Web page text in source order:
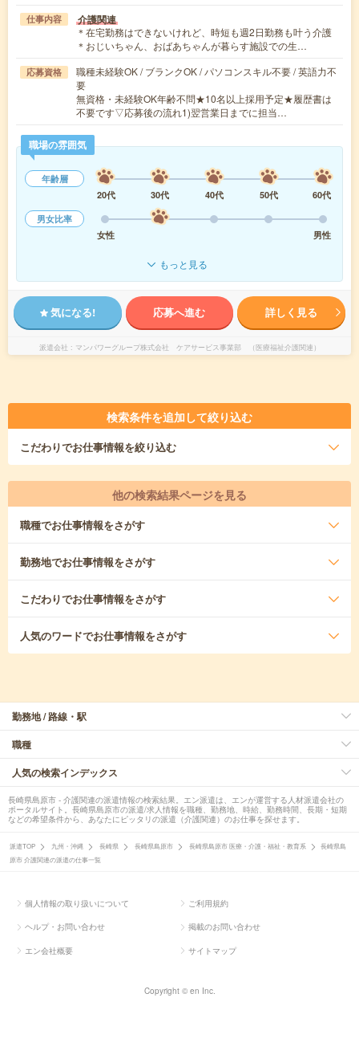
仕事内容 介護関連
＊在宅勤務はできないけれど、時短も週2日勤務も叶う介護
＊おじいちゃん、おばあちゃんが暮らす施設での生…
応募資格
職種未経験OK / ブランクOK / パソコンスキル不要 / 英語力不
要
無資格・未経験OK年齢不問★10名以上採用予定★履歴書は
不要です▽応募後の流れ1)翌営業日までに担当…
職場の雰囲気
年齢層
20代
30代 40代 50代
60代
男女比率
女性
男性
もっと見る
気になる! 応募へ進む 詳しく見る
派遣会社 マンパワーグループ株式会社 ケアサービス事業部 （医療福祉介護関連）
検索条件を追加して絞り込む
こだわりでお仕事情報を絞り込む
他の検索結果ページを見る
職種でお仕事情報をさがす
勤務地でお仕事情報をさがす
こだわりでお仕事情報をさがす
人気のワードでお仕事情報をさがす
勤務地 / 路線・駅
職種
人気の検索インデックス
長崎県島原市 - 介護関連の派遣情報の検索結果。エン派遣は、エンが運営する人材派遣会社の
ポータルサイト。長崎県島原市の派遣/求人情報を職種、勤務地、時給、勤務時間、長期・短期
などの希望条件から、あなたにピッタリの派遣（介護関連）のお仕事を探せます。
派遣TOP 九州・沖縄 長崎県 長崎県島原市 長崎県島原市 医療・介護・福祉・教育系
長崎県島
原市 介護関連の派遣の仕事一覧
個人情報の取り扱いについて ご利用規約
ヘルプ・お問い合わせ 掲載のお問い合わせ
エン会社概要 サイトマップ
Copyright © en Inc.